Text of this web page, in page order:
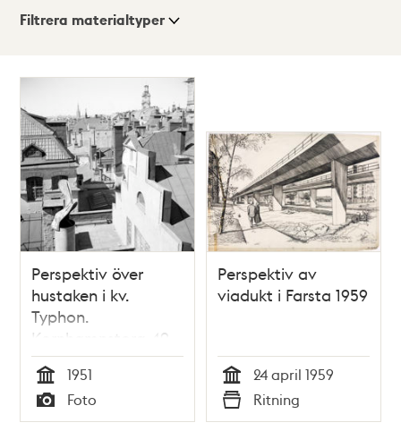
Visningsläge
Filtrera materialtyper
Perspektiv över
hustaken i kv.
Typhon.
Kornhamnstorg 49
t.v
Tid
1951
Typ
Foto
Perspektiv av
viadukt i Farsta 1959
Tid
24 april 1959
Typ
Ritning